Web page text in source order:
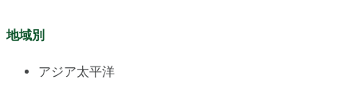
地域別
アジア太平洋